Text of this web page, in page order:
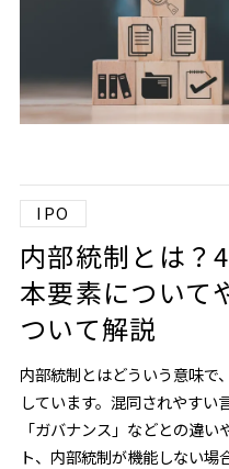
対談
IPO
内部統制とは？
本要素について
ついて解説
内部統制とはどういう意味で
しています。混同されやすい
「ガバナンス」などとの違
ト、内部統制が機能しない